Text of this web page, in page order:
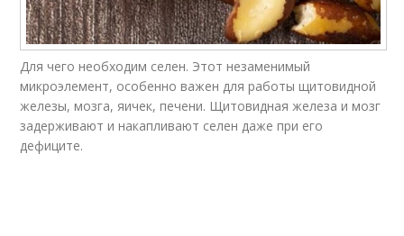
Для чего необходим селен. Этот незаменимый
микроэлемент, особенно важен для работы щитовидной
железы, мозга, яичек, печени. Щитовидная железа и мозг
задерживают и накапливают селен даже при его
дефиците.